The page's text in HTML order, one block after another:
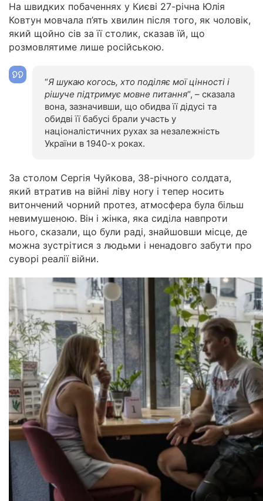
На швидких побаченнях у Києві 27-річна Юлія
Ковтун мовчала п’ять хвилин після того, як чоловік,
який щойно сів за її столик, сказав їй, що
розмовлятиме лише російською.
“Я шукаю когось, хто поділяє мої цінності і
рішуче підтримує мовне питання“, – сказала
вона, зазначивши, що обидва її дідусі та
обидві її бабусі брали участь у
націоналістичних рухах за незалежність
України в 1940-х роках.
За столом Сергія Чуйкова, 38-річного солдата,
який втратив на війні ліву ногу і тепер носить
витончений чорний протез, атмосфера була більш
невимушеною. Він і жінка, яка сиділа навпроти
нього, сказали, що були раді, знайшовши місце, де
можна зустрітися з людьми і ненадовго забути про
суворі реалії війни.